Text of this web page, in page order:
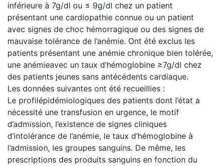
inférieure à 7g/dl ou ≤ 9g/dl chez un patient
présentant une cardiopathie connue ou un patient
avec signes de choc hémorragique ou des signes de
mauvaise tolérance de l’anémie. Ont été exclus les
patients présentant une anémie chronique bien tolérée,
une anémieavec un taux d’hémoglobine ≥7g/dl chez
des patients jeunes sans antécédents cardiaque.
Les données suivantes ont été recueillies :
Le profilépidémiologiques des patients dont l’état a
nécessité une transfusion en urgence, le motif
d’admission, l’existence de signes cliniques
d’intolérance de l’anémie, le taux d’hémoglobine à
l’admission, les groupes sanguins. De même, les
prescriptions des produits sanguins en fonction du